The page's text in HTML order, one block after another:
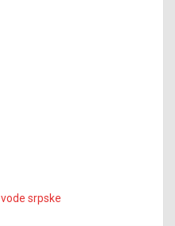
vode srpske